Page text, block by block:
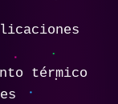
térmico